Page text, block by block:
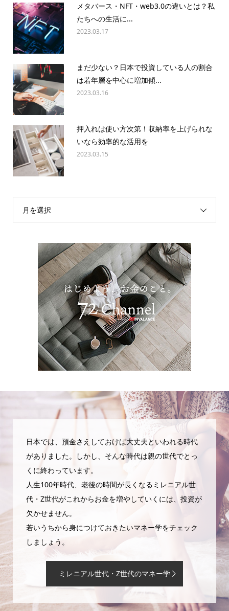
メタバース・NFT・web3.0の違いとは？私
たちへの生活に...
2023.03.17
まだ少ない？日本で投資している人の割合
は若年層を中心に増加傾...
2023.03.16
押入れは使い方次第！収納率を上げられな
いなら効率的な活用を
2023.03.15
月を選択
日本では、預金さえしておけば大丈夫といわれる時代
がありました。しかし、そんな時代は親の世代でとっ
くに終わっています。
人生100年時代、老後の時間が長くなるミレニアル世
代・Z世代がこれからお金を増やしていくには、投資が
欠かせません。
若いうちから身につけておきたいマネー学をチェック
しましょう。
ミレニアル世代・Z世代のマネー学